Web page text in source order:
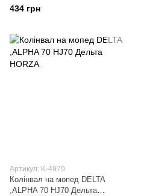
152FMH) MTRT Тайвань
434 грн
Артикул: K-4979
Колінвал на мопед DELTA
,ALPHA 70 HJ70 Дельта